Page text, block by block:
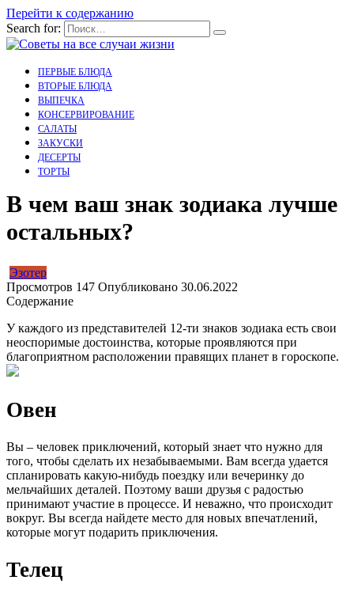
Перейти к содержанию
Search for:
ПЕРВЫЕ БЛЮДА
ВТОРЫЕ БЛЮДА
ВЫПЕЧКА
КОНСЕРВИРОВАНИЕ
САЛАТЫ
ЗАКУСКИ
ДЕСЕРТЫ
ТОРТЫ
В чем ваш знак зодиака лучше
остальных?
Эзотер
Просмотров 147 Опубликовано 30.06.2022
Содержание
У каждого из представителей 12-ти знаков зодиака есть свои
неоспоримые достоинства, которые проявляются при
благоприятном расположении правящих планет в гороскопе.
Овен
Вы – человек приключений, который знает что нужно для
того, чтобы сделать их незабываемыми. Вам всегда удается
спланировать какую-нибудь поездку или вечеринку до
мельчайших деталей. Поэтому ваши друзья с радостью
принимают участие в процессе. И неважно, что происходит
вокруг. Вы всегда найдете место для новых впечатлений,
которые могут подарить приключения.
Телец